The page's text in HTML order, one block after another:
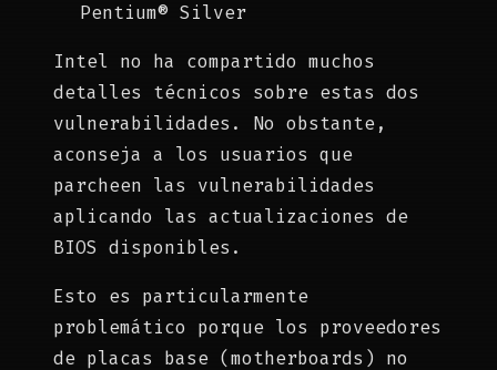
Pentium® Silver
Intel no ha compartido muchos
detalles técnicos sobre estas dos
vulnerabilidades. No obstante,
aconseja a los usuarios que
parcheen las vulnerabilidades
aplicando las actualizaciones de
BIOS disponibles.
Esto es particularmente
problemático porque los proveedores
de placas base (motherboards) no